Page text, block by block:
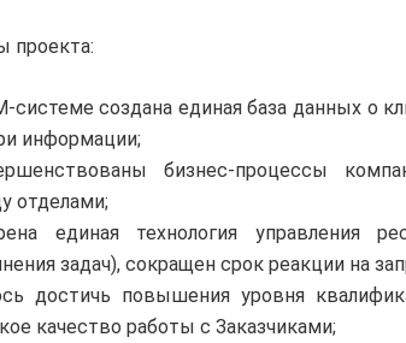
проекта:
системе создана единая база данных о
информации;
бизнес-процессы
отделами;
единая технология управления
задач), сокращен срок реакции на
достичь повышения уровня
качество работы с Заказчиками;